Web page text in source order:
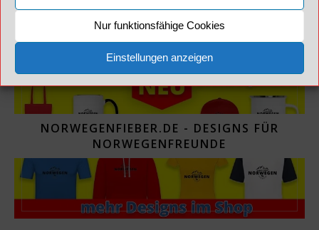
Nur funktionsfähige Cookies
Einstellungen anzeigen
NORWEGENFIEBER.DE - DESIGNS FÜR
NORWEGENFREUNDE